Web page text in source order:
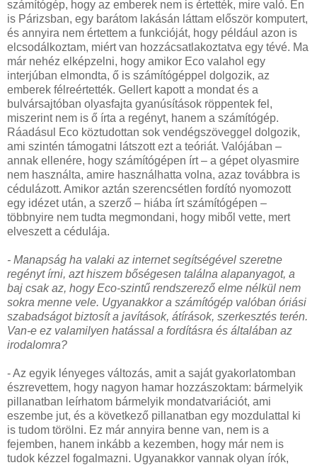
számítógép, hogy az emberek nem is értették, mire való. Én
is Párizsban, egy barátom lakásán láttam először komputert,
és annyira nem értettem a funkcióját, hogy például azon is
elcsodálkoztam, miért van hozzácsatlakoztatva egy tévé. Ma
már nehéz elképzelni, hogy amikor Eco valahol egy
interjúban elmondta, ő is számítógéppel dolgozik, az
emberek félreértették. Gellert kapott a mondat és a
bulvársajtóban olyasfajta gyanúsítások röppentek fel,
miszerint nem is ő írta a regényt, hanem a számítógép.
Ráadásul Eco köztudottan sok vendégszöveggel dolgozik,
ami szintén támogatni látszott ezt a teóriát. Valójában –
annak ellenére, hogy számítógépen írt – a gépet olyasmire
nem használta, amire használhatta volna, azaz továbbra is
cédulázott. Amikor aztán szerencsétlen fordító nyomozott
egy idézet után, a szerző – hiába írt számítógépen –
többnyire nem tudta megmondani, hogy miből vette, mert
elveszett a cédulája.
- Manapság ha valaki az internet segítségével szeretne
regényt írni, azt hiszem bőségesen találna alapanyagot, a
baj csak az, hogy Eco-szintű rendszerező elme nélkül nem
sokra menne vele. Ugyanakkor a számítógép valóban óriási
szabadságot biztosít a javítások, átírások, szerkesztés terén.
Van-e ez valamilyen hatással a fordításra és általában az
irodalomra?
- Az egyik lényeges változás, amit a saját gyakorlatomban
észrevettem, hogy nagyon hamar hozzászoktam: bármelyik
pillanatban leírhatom bármelyik mondatvariációt, ami
eszembe jut, és a következő pillanatban egy mozdulattal ki
is tudom törölni. Ez már annyira benne van, nem is a
fejemben, hanem inkább a kezemben, hogy már nem is
tudok kézzel fogalmazni. Ugyanakkor vannak olyan írók,